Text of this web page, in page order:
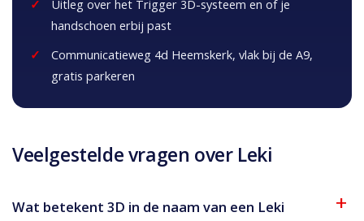
Uitleg over het Trigger 3D-systeem en of je
handschoen erbij past
Communicatieweg 4d Heemskerk, vlak bij de A9,
gratis parkeren
Veelgestelde vragen over Leki
Wat betekent 3D in de naam van een Leki